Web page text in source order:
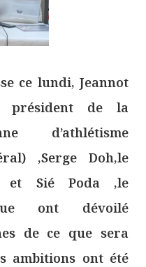
ce lundi, Jeannot
président de la
d’athlétisme
,Serge Doh,le
et Sié Poda ,le
ont dévoilé
de ce que sera
ambitions ont été